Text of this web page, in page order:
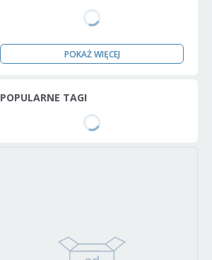
POKAŻ WIĘCEJ
POPULARNE TAGI